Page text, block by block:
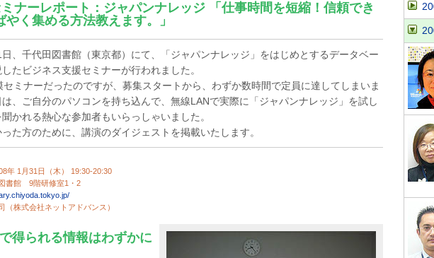
ナーレポート：ジャパンナレッジ 「仕事時間を短縮！信頼でき
やく集める方法教えます。」
、千代田図書館（東京都）にて、「ジャパンナレッジ」をはじめとするデータベー
たビジネス支援セミナーが行われました。
ミナーだったのですが、募集スタートから、わずか数時間で定員に達してしまいま
は、ご自分のパソコンを持ち込んで、無線LANで実際に「ジャパンナレッジ」を試し
かれる熱心な参加者もいらっしゃいました。
た方のために、講演のダイジェストを掲載いたします。
年 1月31日（木） 19:30-20:30
書館 9階研修室1・2
（株式会社ネットアドバンス）
得られる情報はわずかに